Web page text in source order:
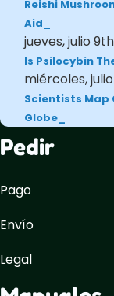
Reishi
Aid
jueves, julio
Is Psilocybin
miércoles,
Scientists Map
Globe
Pedir
Pago
Envío
Legal